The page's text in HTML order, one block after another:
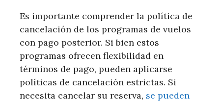
Es importante comprender la política de
cancelación de los programas de vuelos
con pago posterior. Si bien estos
programas ofrecen flexibilidad en
términos de pago, pueden aplicarse
políticas de cancelación estrictas. Si
necesita cancelar su reserva, se pueden